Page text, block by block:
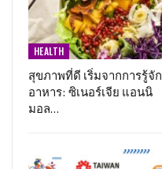
HEALTH
สุขภาพที่ดี เริ่มจากการรู้จัก
อาหาร: ซิเนอร์เจีย แอนนิ
มอล…